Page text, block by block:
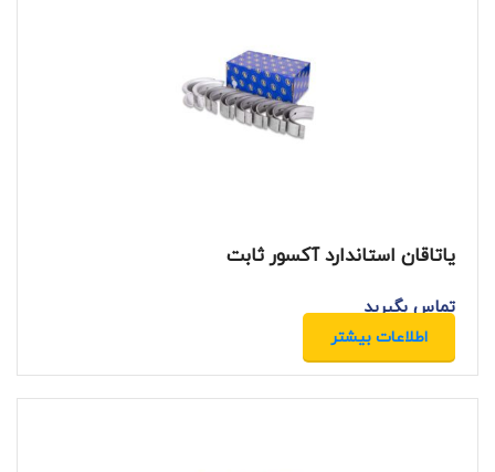
یاتاقان استاندارد آکسور ثابت
تماس بگیرید
اطلاعات بیشتر